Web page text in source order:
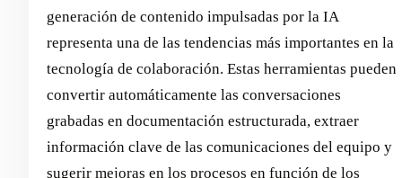
generación de contenido impulsadas por la IA
representa una de las tendencias más importantes en la
tecnología de colaboración. Estas herramientas pueden
convertir automáticamente las conversaciones
grabadas en documentación estructurada, extraer
información clave de las comunicaciones del equipo y
sugerir mejoras en los procesos en función de los